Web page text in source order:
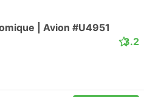
| Avion #U4951
3.2